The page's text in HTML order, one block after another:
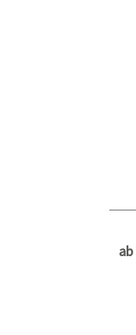
ab